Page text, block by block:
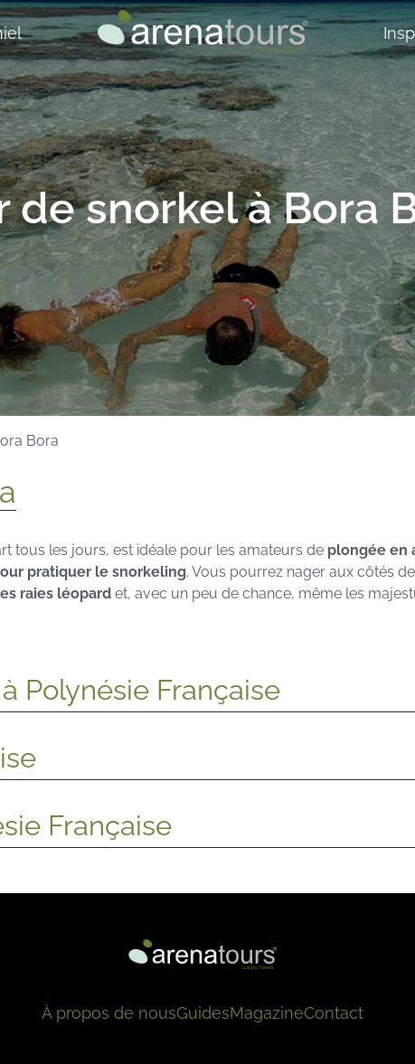
de snorkel à Bora
Bora
tous les jours, est idéale pour les amateurs de plongée en
pratiquer le snorkeling. Vous pourrez nager aux côtés
raies léopard et, avec un peu de chance, même les
Polynésie Française
Française
À propos de nousGuidesMagazineContact